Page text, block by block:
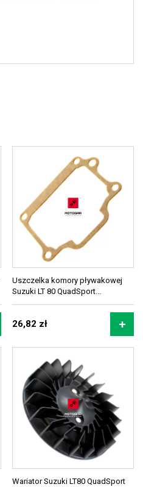
Uszczelka komory pływakowej
Suzuki LT 80 QuadSport...
26,82 zł
Wariator Suzuki LT80 QuadSport